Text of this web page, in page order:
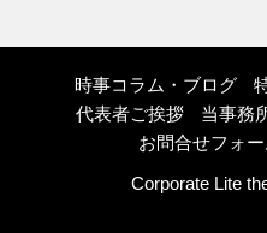
時事コラム・ブログ
代表者ご挨拶
当事務
お問合せフォー
Corporate Lite